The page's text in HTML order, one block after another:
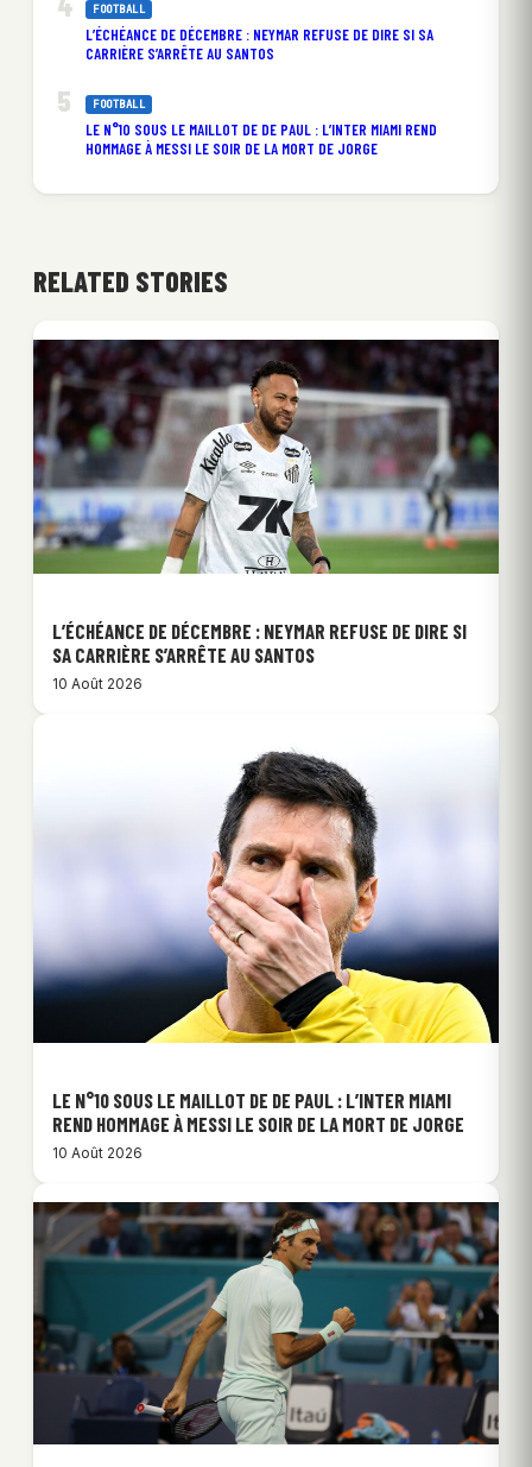
FOOTBALL
L’ÉCHÉANCE DE DÉCEMBRE : NEYMAR REFUSE DE DIRE SI SA
CARRIÈRE S’ARRÊTE AU SANTOS
FOOTBALL
LE N°10 SOUS LE MAILLOT DE DE PAUL : L’INTER MIAMI REND
HOMMAGE À MESSI LE SOIR DE LA MORT DE JORGE
RELATED STORIES
L’ÉCHÉANCE DE DÉCEMBRE : NEYMAR REFUSE DE DIRE SI
SA CARRIÈRE S’ARRÊTE AU SANTOS
10 Août 2026
LE N°10 SOUS LE MAILLOT DE DE PAUL : L’INTER MIAMI
REND HOMMAGE À MESSI LE SOIR DE LA MORT DE JORGE
10 Août 2026